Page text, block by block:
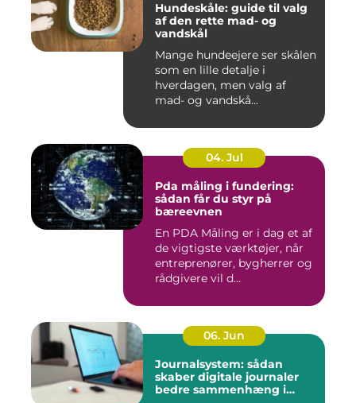
Hundeskåle: guide til valg
af den rette mad- og
vandskål
Mange hundeejere ser skålen
som en lille detalje i
hverdagen, men valg af
mad- og vandskå...
04. Jul
Pda måling i fundering:
sådan får du styr på
bæreevnen
En PDA Måling er i dag et af
de vigtigste værktøjer, når
entreprenører, bygherrer og
rådgivere vil d...
06. Jun
Journalsystem: sådan
skaber digitale journaler
bedre sammenhæng i